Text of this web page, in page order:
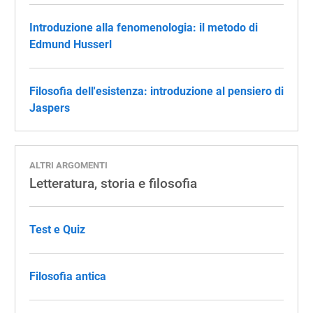
Introduzione alla fenomenologia: il metodo di
Edmund Husserl
Filosofia dell'esistenza: introduzione al pensiero di
Jaspers
ALTRI ARGOMENTI
Letteratura, storia e filosofia
Test e Quiz
Filosofia antica